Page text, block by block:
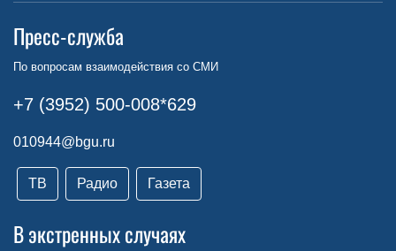
Пресс-служба
По вопросам взаимодействия со СМИ
+7 (3952) 500-008*629
010944@bgu.ru
ТВ Радио Газета
В экстренных случаях